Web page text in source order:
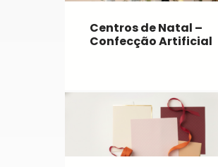
Centros de Natal –
Confecção Artificial